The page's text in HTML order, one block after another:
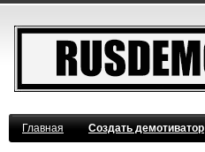
Главная Создать демотиватор